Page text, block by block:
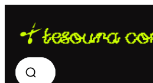
para
conteúdo
Pesquisar